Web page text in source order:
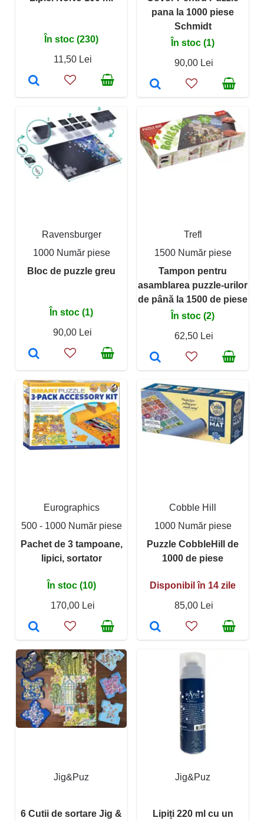
În stoc (230)
11,50 Lei
pana la 1000 piese
Schmidt
În stoc (1)
90,00 Lei
Ravensburger
1000 Număr piese
Bloc de puzzle greu
În stoc (1)
90,00 Lei
Trefl
1500 Număr piese
Tampon pentru
asamblarea puzzle-urilor
de până la 1500 de piese
În stoc (2)
62,50 Lei
Eurographics
500 - 1000 Număr piese
Pachet de 3 tampoane,
lipici, sortator
În stoc (10)
170,00 Lei
Cobble Hill
1000 Număr piese
Puzzle CobbleHill de
1000 de piese
Disponibil în 14 zile
85,00 Lei
Jig&Puz
6 Cutii de sortare Jig &
Jig&Puz
Lipiți 220 ml cu un